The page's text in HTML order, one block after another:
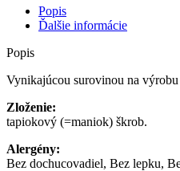
Popis
Ďalšie informácie
Popis
Vynikajúcou surovinou na
Zloženie:
tapiokový (=maniok) škrob.
Alergény:
Bez dochucovadiel, Bez lepku,